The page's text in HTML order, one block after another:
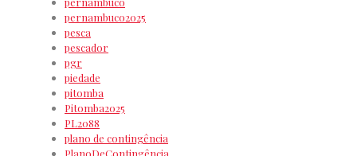
pernambuco2025
pesca
pescador
pgr
piedade
pitomba
Pitomba2025
PL2088
plano de contingência